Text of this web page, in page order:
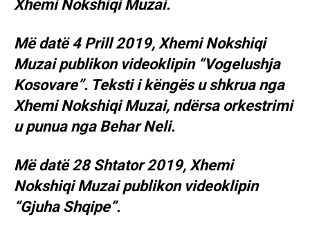
Xhemi Nokshiqi Muzai.
Më datë 4 Prill 2019, Xhemi Nokshiqi
Muzai publikon videoklipin “Vogelushja
Kosovare”. Teksti i këngës u shkrua nga
Xhemi Nokshiqi Muzai, ndërsa orkestrimi
u punua nga Behar Neli.
Më datë 28 Shtator 2019, Xhemi
Nokshiqi Muzai publikon videoklipin
“Gjuha Shqipe”.